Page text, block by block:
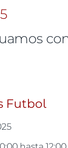
Zast!,
Futbol